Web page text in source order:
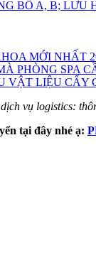
BỐ A, B; LƯU
MỚI NHẤT
PHÒNG SPA
VẬT LIỆU CẤY
vụ logistics:
tại đây nhé ạ: